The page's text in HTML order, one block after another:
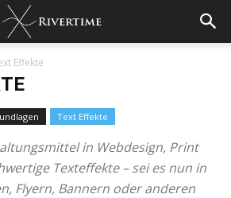
Effekte
Text Effekte
in Webdesign, Print
Texteffekte – sei es nun in
Flyern, Bannern oder anderen